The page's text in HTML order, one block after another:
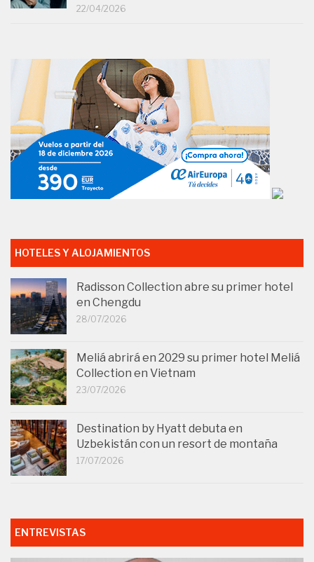
22/04/2026
HOTELES Y ALOJAMIENTOS
Radisson Collection abre su primer hotel
en Chengdu
28/07/2026
Meliá abrirá en 2029 su primer hotel Meliá
Collection en Vietnam
23/07/2026
Destination by Hyatt debuta en
Uzbekistán con un resort de montaña
17/07/2026
ENTREVISTAS